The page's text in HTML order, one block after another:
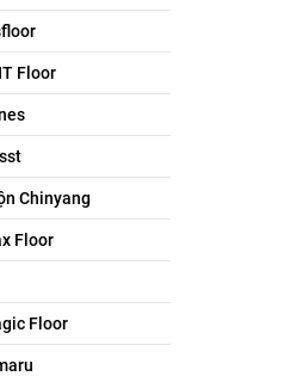
Floor
Chinyang
Floor
Floor